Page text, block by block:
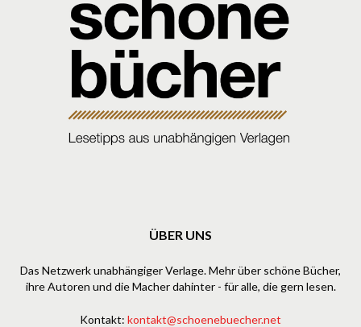
ÜBER UNS
Das Netzwerk unabhängiger Verlage. Mehr über schöne Bücher,
ihre Autoren und die Macher dahinter - für alle, die gern lesen.
Kontakt: kontakt@schoenebuecher.net